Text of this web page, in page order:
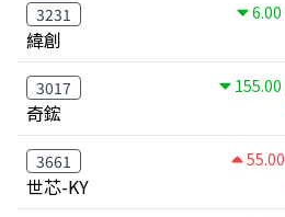
3231 6.00
緯創
3017 155.00
奇鋐
3661 55.00
世芯-KY